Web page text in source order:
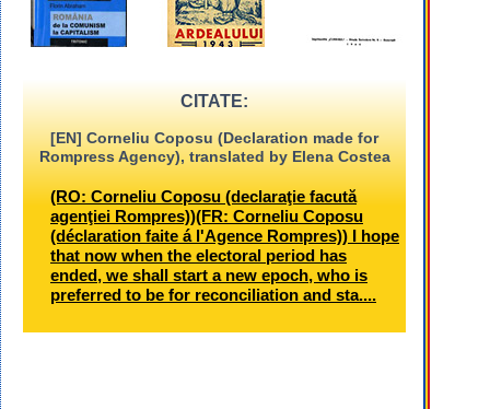
CITATE:
[EN] Corneliu Coposu (Declaration made for
Rompress Agency), translated by Elena Costea
(RO: Corneliu Coposu (declaraţie facută
agenţiei Rompres))(FR: Corneliu Coposu
(déclaration faite á l'Agence Rompres)) I hope
that now when the electoral period has
ended, we shall start a new epoch, who is
preferred to be for reconciliation and sta....